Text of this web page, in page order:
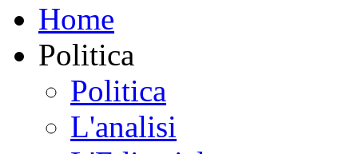
Home
Politica
Politica
L'analisi